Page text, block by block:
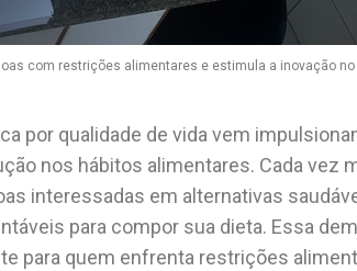
com restrições alimentares e estimula a inovação
por qualidade de vida vem
nos hábitos alimentares. Cada vez
interessadas em alternativas
para compor sua dieta. Essa
para quem enfrenta restrições